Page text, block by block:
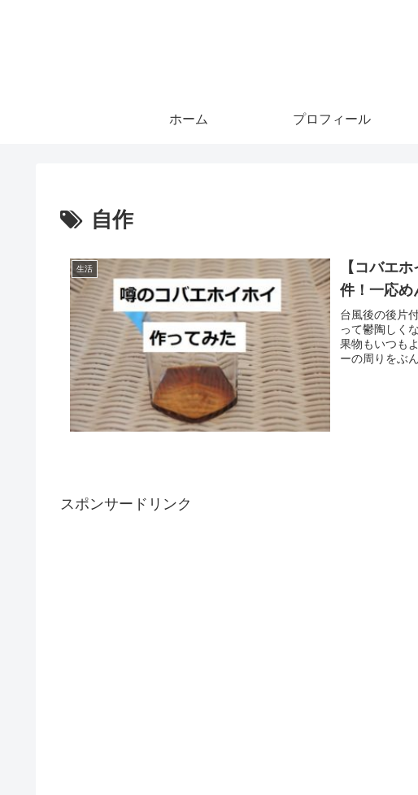
ホーム プロフィール
自作
生活
【コバエ
件！一応め
台風後の後片
って鬱陶しく
果物もいつも
ーの周りをぶ
スポンサードリンク